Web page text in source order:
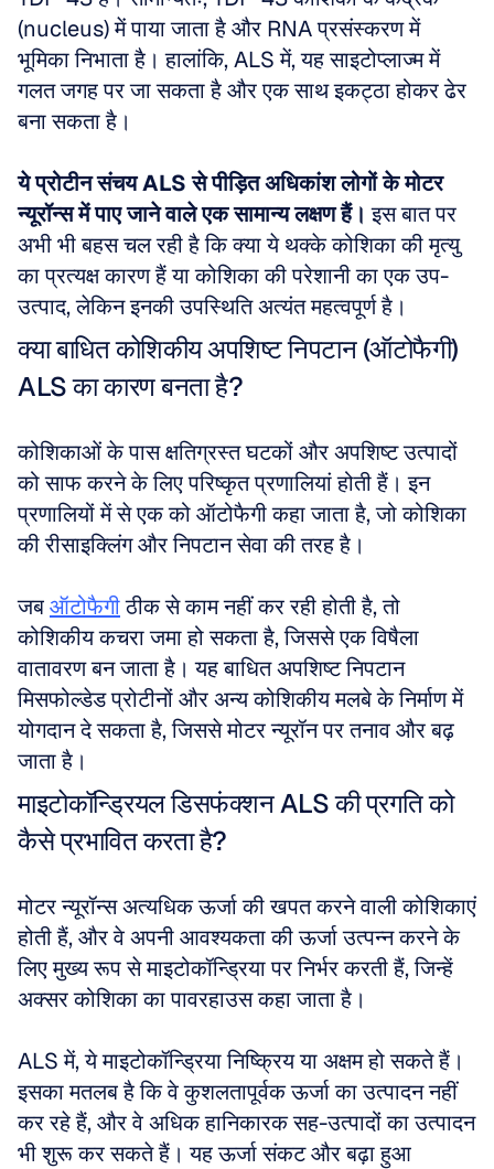
(nucleus) में पाया जाता है और RNA प्रसंस्करण में
भूमिका निभाता है। हालांकि, ALS में, यह साइटोप्लाज्म में
गलत जगह पर जा सकता है और एक साथ इकट्ठा होकर ढेर
बना सकता है।
ये प्रोटीन संचय ALS से पीड़ित अधिकांश लोगों के मोटर
न्यूरॉन्स में पाए जाने वाले एक सामान्य लक्षण हैं। इस बात पर
अभी भी बहस चल रही है कि क्या ये थक्के कोशिका की मृत्यु
का प्रत्यक्ष कारण हैं या कोशिका की परेशानी का एक उप-
उत्पाद, लेकिन इनकी उपस्थिति अत्यंत महत्वपूर्ण है।
क्या बाधित कोशिकीय अपशिष्ट निपटान (ऑटोफैगी)
ALS का कारण बनता है?
कोशिकाओं के पास क्षतिग्रस्त घटकों और अपशिष्ट उत्पादों
को साफ करने के लिए परिष्कृत प्रणालियां होती हैं। इन
प्रणालियों में से एक को ऑटोफैगी कहा जाता है, जो कोशिका
की रीसाइक्लिंग और निपटान सेवा की तरह है।
जब ऑटोफैगी ठीक से काम नहीं कर रही होती है, तो
कोशिकीय कचरा जमा हो सकता है, जिससे एक विषैला
वातावरण बन जाता है। यह बाधित अपशिष्ट निपटान
मिसफोल्डेड प्रोटीनों और अन्य कोशिकीय मलबे के निर्माण में
योगदान दे सकता है, जिससे मोटर न्यूरॉन पर तनाव और बढ़
जाता है।
माइटोकॉन्ड्रियल डिसफंक्शन ALS की प्रगति को
कैसे प्रभावित करता है?
मोटर न्यूरॉन्स अत्यधिक ऊर्जा की खपत करने वाली कोशिकाएं
होती हैं, और वे अपनी आवश्यकता की ऊर्जा उत्पन्न करने के
लिए मुख्य रूप से माइटोकॉन्ड्रिया पर निर्भर करती हैं, जिन्हें
अक्सर कोशिका का पावरहाउस कहा जाता है।
ALS में, ये माइटोकॉन्ड्रिया निष्क्रिय या अक्षम हो सकते हैं।
इसका मतलब है कि वे कुशलतापूर्वक ऊर्जा का उत्पादन नहीं
कर रहे हैं, और वे अधिक हानिकारक सह-उत्पादों का उत्पादन
भी शुरू कर सकते हैं। यह ऊर्जा संकट और बढ़ा हुआ